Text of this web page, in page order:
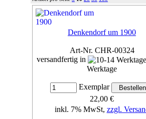
Denkendorf um 1900
Art-Nr. CHR-00324
versandfertig in
Werktage
Exemplar
22,00 €
inkl. 7% MwSt, zzgl.